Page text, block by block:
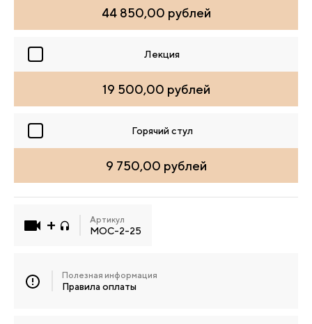
44 850,00 рублей
Лекция
19 500,00 рублей
Горячий стул
9 750,00 рублей
Артикул
МОС-2-25
Полезная информация
Правила оплаты